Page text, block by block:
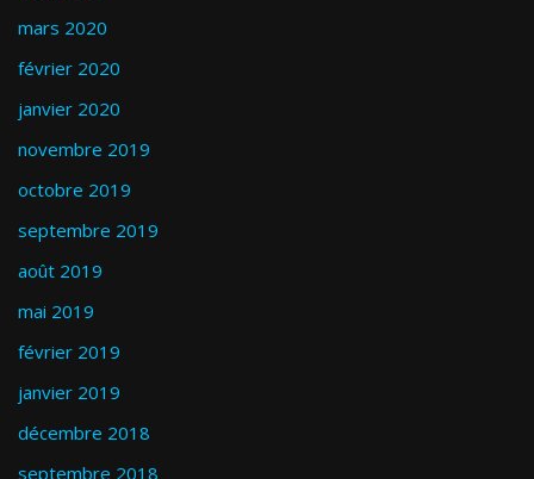
mars 2020
février 2020
janvier 2020
novembre 2019
octobre 2019
septembre 2019
août 2019
mai 2019
février 2019
janvier 2019
décembre 2018
septembre 2018